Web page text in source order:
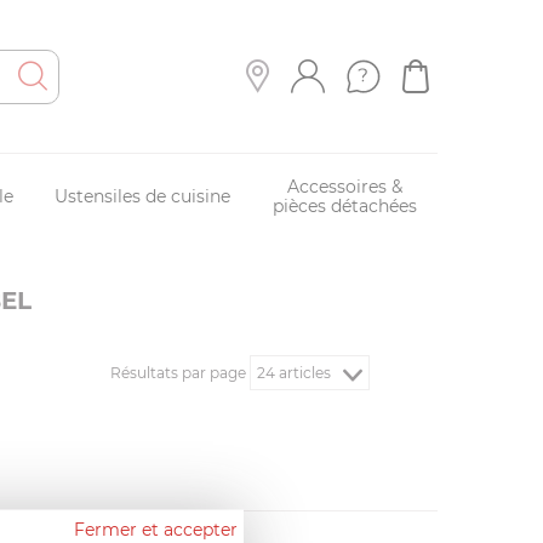
Ustensiles de cuisine
Accessoires &
pièces détachées
Résultats par page
Fermer et accepter